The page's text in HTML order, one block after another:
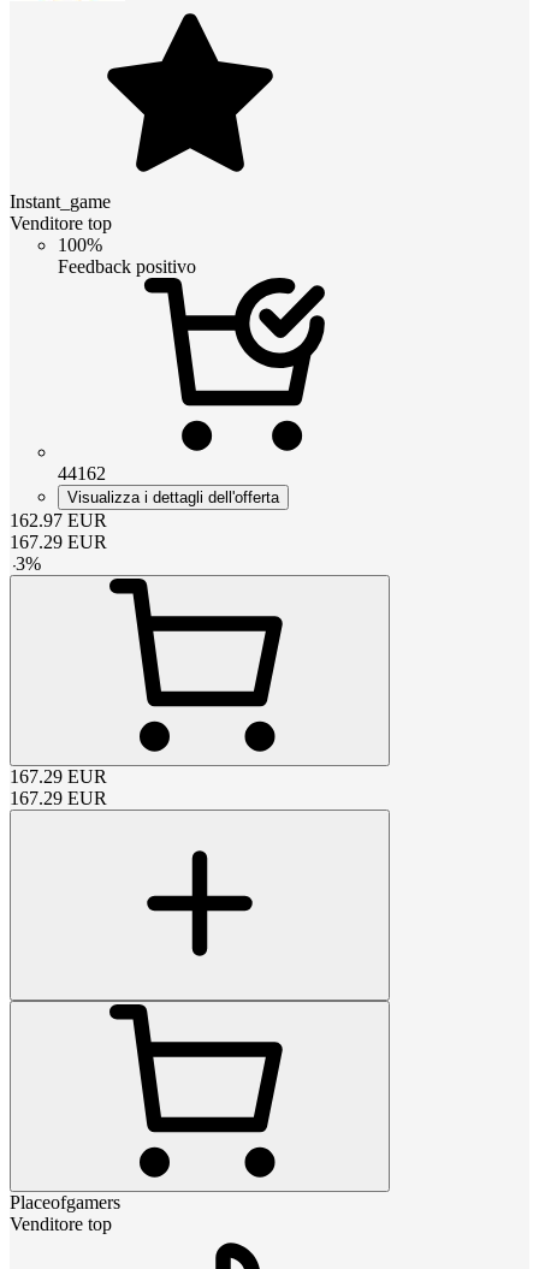
Instant_game
Venditore top
100%
Feedback positivo
44162
Visualizza i dettagli dell'offerta
162.97 EUR
167.29 EUR
-3%
167.29 EUR
167.29 EUR
Placeofgamers
Venditore top